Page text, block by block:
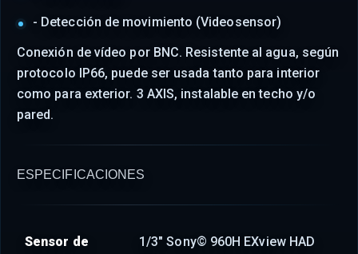
- Detección de movimiento (Videosensor)
Conexión de vídeo por BNC. Resistente al agua, según
protocolo IP66, puede ser usada tanto para interior
como para exterior. 3 AXIS, instalable en techo y/o
pared.
ESPECIFICACIONES
Sensor de
1/3" Sony© 960H EXview HAD